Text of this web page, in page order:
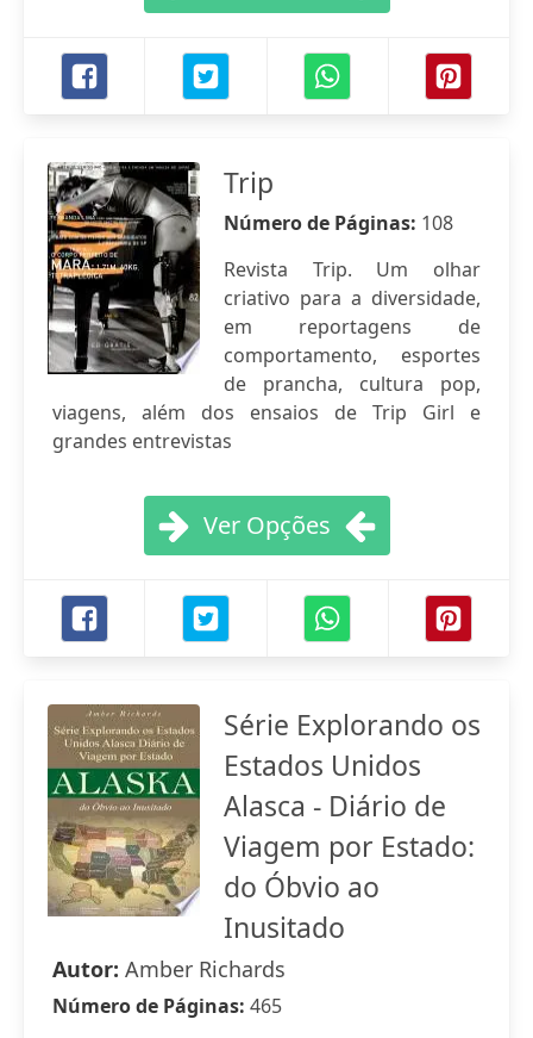
Trip
Número de Páginas: 108
Revista Trip. Um olhar
criativo para a diversidade,
em reportagens de
comportamento, esportes
de prancha, cultura pop,
viagens, além dos ensaios de Trip Girl e
grandes entrevistas
Ver Opções
Série Explorando os
Estados Unidos
Alasca - Diário de
Viagem por Estado:
do Óbvio ao
Inusitado
Autor: Amber Richards
Número de Páginas: 465